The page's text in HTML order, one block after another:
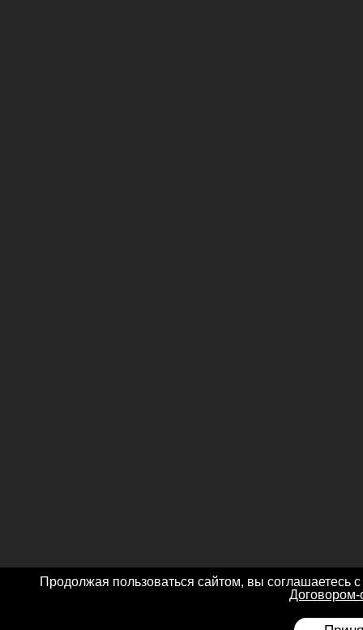
Продолжая пользоваться сайтом, вы соглашаетесь